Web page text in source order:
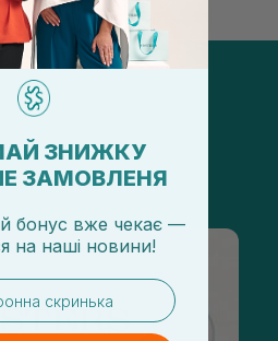
в Instagram
ЗНИЖКУ
ЗАМОВЛЕНЯ
бонус вже чекає —
на наші новини!